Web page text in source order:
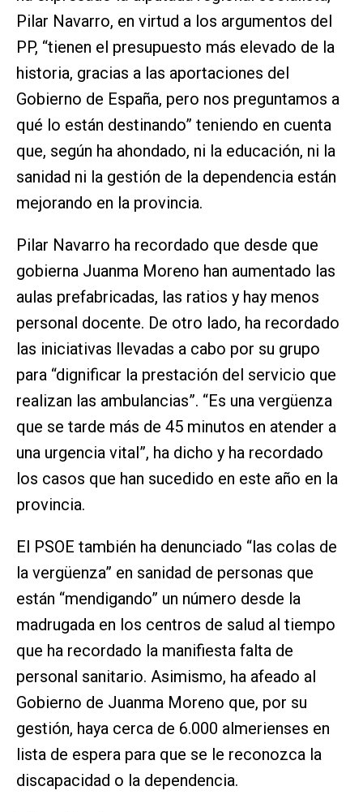
Pilar Navarro, en virtud a los argumentos del
PP, “tienen el presupuesto más elevado de la
historia, gracias a las aportaciones del
Gobierno de España, pero nos preguntamos a
qué lo están destinando” teniendo en cuenta
que, según ha ahondado, ni la educación, ni la
sanidad ni la gestión de la dependencia están
mejorando en la provincia.
Pilar Navarro ha recordado que desde que
gobierna Juanma Moreno han aumentado las
aulas prefabricadas, las ratios y hay menos
personal docente. De otro lado, ha recordado
las iniciativas llevadas a cabo por su grupo
para “dignificar la prestación del servicio que
realizan las ambulancias”. “Es una vergüenza
que se tarde más de 45 minutos en atender a
una urgencia vital”, ha dicho y ha recordado
los casos que han sucedido en este año en la
provincia.
El PSOE también ha denunciado “las colas de
la vergüenza” en sanidad de personas que
están “mendigando” un número desde la
madrugada en los centros de salud al tiempo
que ha recordado la manifiesta falta de
personal sanitario. Asimismo, ha afeado al
Gobierno de Juanma Moreno que, por su
gestión, haya cerca de 6.000 almerienses en
lista de espera para que se le reconozca la
discapacidad o la dependencia.